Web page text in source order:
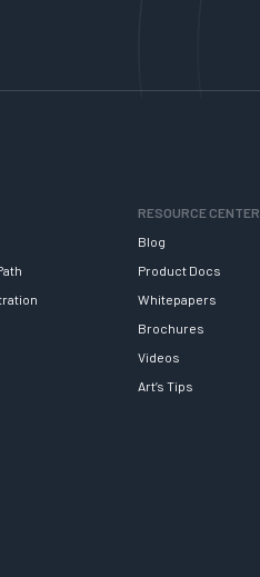
RESOURCE CENTER
Blog
Product Docs
Whitepapers
Brochures
Videos
Art’s Tips